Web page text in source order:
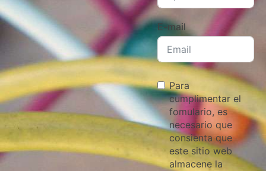
E-mail
Para
cumplimentar el
fomulario, es
necesario que
consienta que
este sitio web
almacene la